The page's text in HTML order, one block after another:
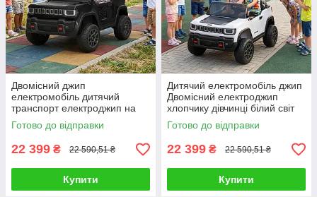
Двомісний джип
електромобіль дитячий
транспорт електроджип на
пульті чорний світло звук у
комплекті подарунок
Готово до відправки
22 399 ₴ 22 590,51 ₴
Купити
Дитячий електромобіль джип
Двомісний електроджип
хлопчику дівчинці білий світ
звук у наборі пульт і
подарунок
Готово до відправки
22 399 ₴ 22 590,51 ₴
Купити